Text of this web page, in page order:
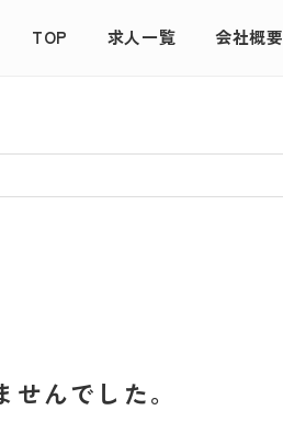
TOP 求人一覧 会社概要
んでした。